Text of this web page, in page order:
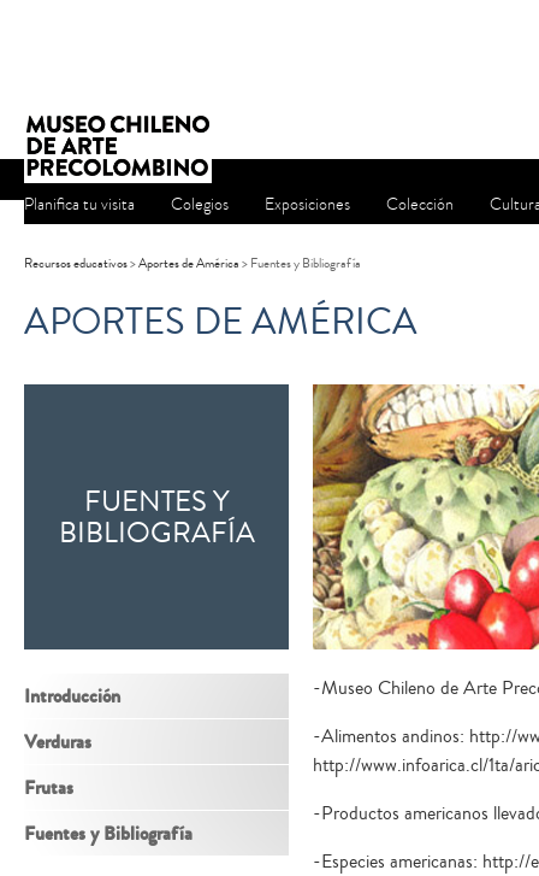
Planifica tu visita Colegios Exposiciones Colección
Recursos educativos>Aportes de América> Fuentes y Bibliografía
APORTES DE AMÉRICA
FUENTES Y
BIBLIOGRAFÍA
Introducción
Verduras
Frutas
Fuentes y Bibliografía
-Museo Chileno de Arte
-Alimentos andinos: http://
http://www.infoarica.cl/1ta/
-Productos americanos
-Especies americanas: